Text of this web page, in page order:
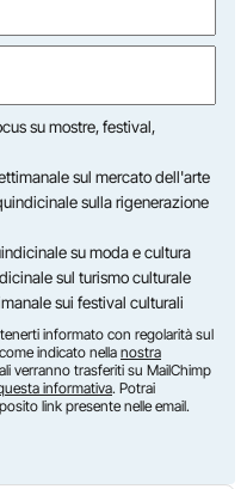
su mostre, festival,
sul mercato dell'arte
sulla rigenerazione
su moda e cultura
sul turismo culturale
sui festival culturali
informato con regolarità sul
indicato nella nostra
verranno trasferiti su MailChimp
informativa. Potrai
link presente nelle email.